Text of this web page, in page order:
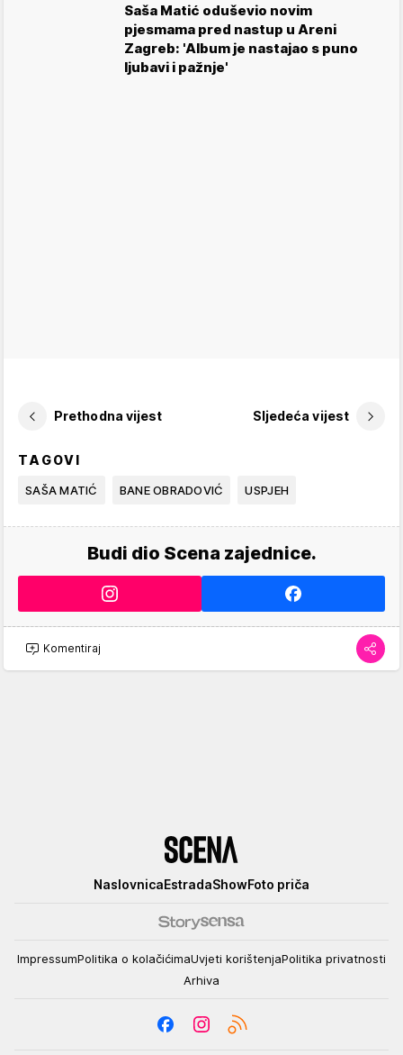
Saša Matić oduševio novim
pjesmama pred nastup u Areni
Zagreb: 'Album je nastajao s puno
ljubavi i pažnje'
Prethodna vijest Sljedeća vijest
TAGOVI
SAŠA MATIĆ BANE OBRADOVIĆ USPJEH
Budi dio Scena zajednice.
Komentiraj
NaslovnicaEstradaShowFoto priča
ImpressumPolitika o kolačićimaUvjeti korištenjaPolitika privatnosti
Arhiva